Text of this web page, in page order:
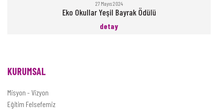
27 Mayıs 2024
Eko Okullar Yeşil Bayrak Ödülü
detay
KURUMSAL
Misyon - Vizyon
Eğitim Felsefemiz